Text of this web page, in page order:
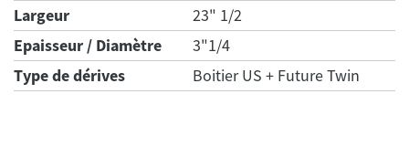
Largeur
23" 1/2
Epaisseur / Diamètre
3"1/4
Type de dérives
Boitier US + Future Twin